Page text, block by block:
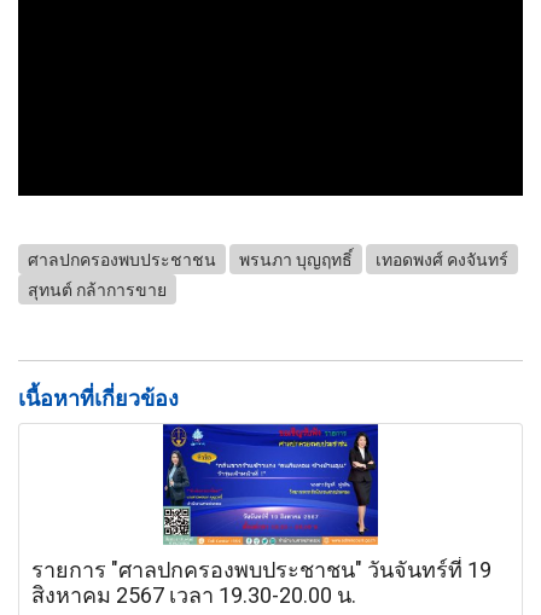
ศาลปกครองพบประชาชน พรนภา บุญฤทธิ์
เทอดพงศ์ คงจันทร์
สุทนต์ กล้าการขาย
เนื้อหาที่เกี่ยวข้อง
รายการ "ศาลปกครองพบประชาชน" วันจันทร์ที่ 19
สิงหาคม 2567 เวลา 19.30-20.00 น.